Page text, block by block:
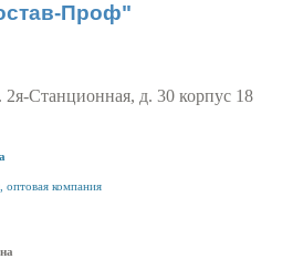
Проф"
Станционная, д. 30 корпус 18
компания